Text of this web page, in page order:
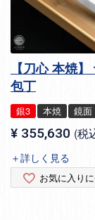
【刀心 本焼
包丁
銀3 本焼 鏡面
¥ 355,630 税
＋詳しく見る
お気に入り